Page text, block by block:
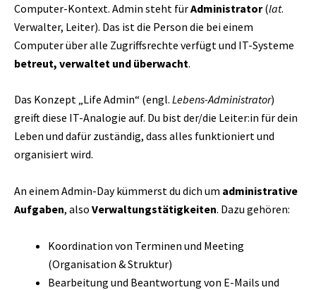
Computer-Kontext. Admin steht fürAdministrator(lat.
Verwalter, Leiter). Das ist die Person die bei einem
Computer über alle Zugriffsrechte verfügt und IT-Systeme
betreut, verwaltet und überwacht.
Das Konzept „Life Admin“ (engl. Lebens-Administrator)
greift diese IT-Analogie auf. Du bist der/die Leiter:in für dein
Leben und dafür zuständig, dass alles funktioniert und
organisiert wird.
An einem Admin-Day kümmerst du dich um administrative
Aufgaben, also Verwaltungstätigkeiten. Dazu gehören:
Koordination von Terminen und Meeting
(Organisation & Struktur)
Bearbeitung und Beantwortung von E-Mails und